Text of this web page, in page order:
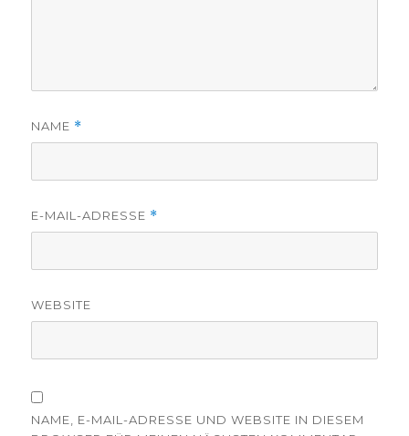
NAME *
E-MAIL-ADRESSE *
WEBSITE
NAME, E-MAIL-ADRESSE UND WEBSITE IN DIESEM